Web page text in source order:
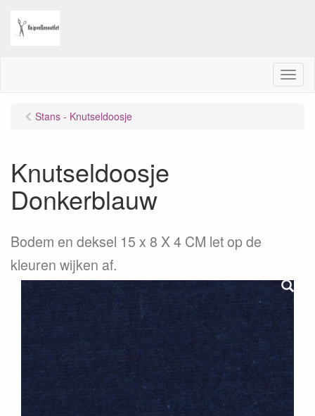
M
e
Stans - Knutseldoosje
Knutseldoosje
Donkerblauw
Bodem en deksel 15 x 8 X 4 CM let op de
kleuren wijken af.